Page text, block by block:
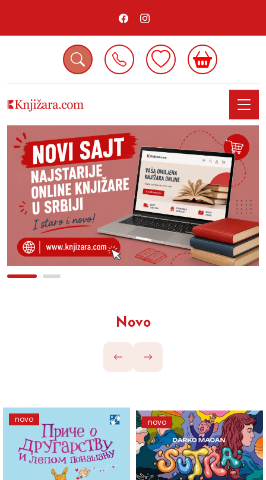
Novo
novo novo